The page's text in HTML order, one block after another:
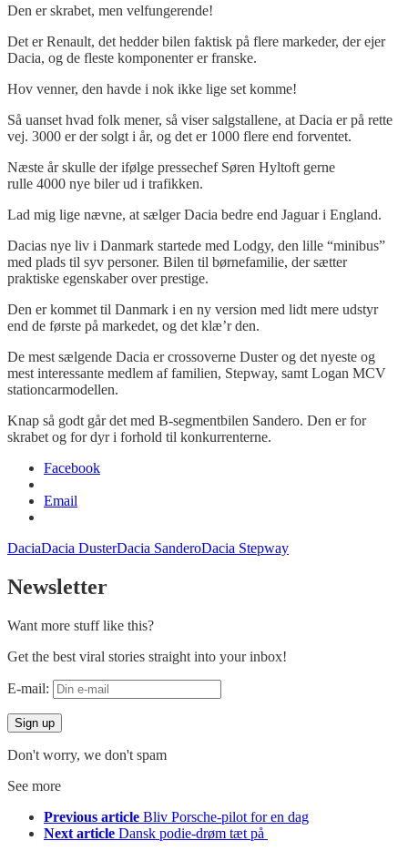
Den er skrabet, men velfungerende!
Det er Renault, det hedder bilen faktisk på flere markeder, der ejer
Dacia, og de fleste komponenter er franske.
Hov venner, den havde i nok ikke lige set komme!
Så uanset hvad folk mener, så viser salgstallene, at Dacia er på rette
vej. 3000 er der solgt i år, og det er 1000 flere end forventet.
Næste år skulle der ifølge pressechef Søren Hyltoft gerne
rulle 4000 nye biler ud i trafikken.
Lad mig lige nævne, at sælger Dacia bedre end Jaguar i England.
Dacias nye liv i Danmark startede med Lodgy, den lille “minibus”
med plads til syv personer. Bilen til børnefamilie, der sætter
praktiske egenskaber over prestige.
Den er kommet til Danmark i en ny version med lidt mere udstyr
end de første på markedet, og det klæ’r den.
De mest sælgende Dacia er crossoverne Duster og det nyeste og
mest interessante medlem af familien, Stepway, samt Logan MCV
stationcarmodellen.
Knap så godt går det med B-segmentbilen Sandero. Den er for
skrabet og for dyr i forhold til konkurrenterne.
Facebook
Email
DaciaDacia DusterDacia SanderoDacia Stepway
Newsletter
Want more stuff like this?
Get the best viral stories straight into your inbox!
E-mail:
Don't worry, we don't spam
See more
Previous article Bliv Porsche-pilot for en dag
Next article Dansk podie-drøm tæt på